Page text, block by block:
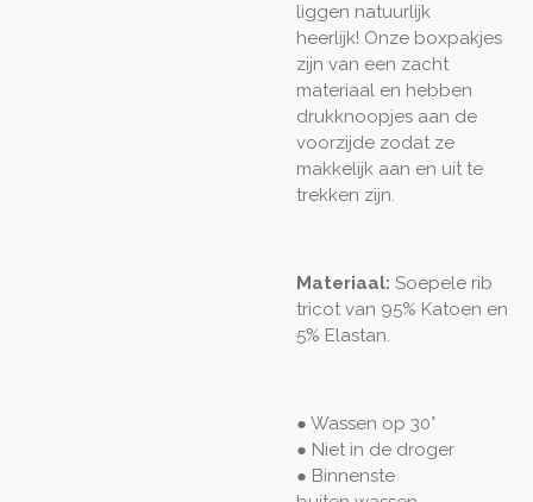
liggen natuurlijk
heerlijk! Onze boxpakjes
zijn van een zacht
materiaal en hebben
drukknoopjes aan de
voorzijde zodat ze
makkelijk aan en uit te
trekken zijn.
Materiaal: Soepele rib
tricot van 95% Katoen en
5% Elastan.
● Wassen op 30°
● Niet in de droger
● Binnenste